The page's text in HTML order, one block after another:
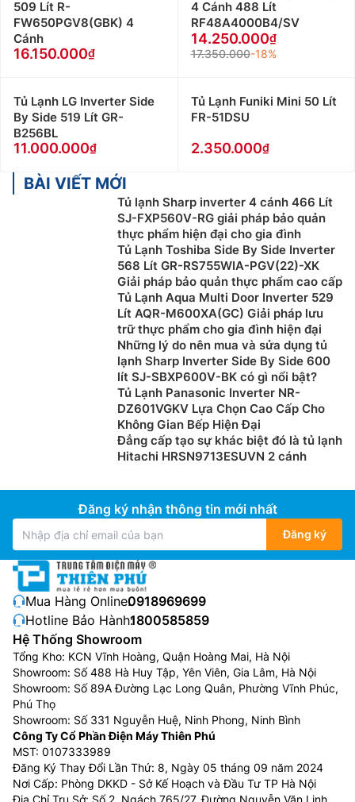
509 Lít R-
FW650PGV8(GBK) 4
Cánh
16.150.000
4 Cánh 488 Lít
RF48A4000B4/SV
14.250.000
17.350.000-18%
Tủ Lạnh LG Inverter Side
By Side 519 Lít GR-
B256BL
11.000.000
Tủ Lạnh Funiki Mini 50 Lít
FR-51DSU
2.350.000
BÀI VIẾT MỚI
Tủ lạnh Sharp inverter 4 cánh 466 Lít
SJ-FXP560V-RG giải pháp bảo quản
thực phẩm hiện đại cho gia đình
Tủ Lạnh Toshiba Side By Side Inverter
568 Lít GR-RS755WIA-PGV(22)-XK
Giải pháp bảo quản thực phẩm cao cấp
Tủ Lạnh Aqua Multi Door Inverter 529
Lít AQR-M600XA(GC) Giải pháp lưu
trữ thực phẩm cho gia đình hiện đại
Những lý do nên mua và sửa dụng tủ
lạnh Sharp Inverter Side By Side 600
lít SJ-SBXP600V-BK có gì nổi bật?
Tủ Lạnh Panasonic Inverter NR-
DZ601VGKV Lựa Chọn Cao Cấp Cho
Không Gian Bếp Hiện Đại
Đẳng cấp tạo sự khác biệt đó là tủ lạnh
Hitachi HRSN9713ESUVN 2 cánh
Đăng ký nhận thông tin mới nhất
Đăng ký
Mua Hàng Online:0918969699
Hotline Bảo Hành:1800585859
Hệ Thống Showroom
Tổng Kho: KCN Vĩnh Hoàng, Quận Hoàng Mai, Hà Nội
Showroom: Số 488 Hà Huy Tập, Yên Viên, Gia Lâm, Hà Nội
Showroom: Số 89A Đường Lạc Long Quân, Phường Vĩnh Phúc,
Phú Thọ
Showroom: Số 331 Nguyễn Huệ, Ninh Phong, Ninh Bình
Công Ty Cổ Phần Điện Máy Thiên Phú
MST: 0107333989
Đăng Ký Thay Đổi Lần Thứ: 8, Ngày 05 tháng 09 năm 2024
Nơi Cấp: Phòng DKKD - Sở Kế Hoạch và Đầu Tư TP Hà Nội
Địa Chỉ Trụ Sở: Số 2, Ngách 765/27, Đường Nguyễn Văn Linh,